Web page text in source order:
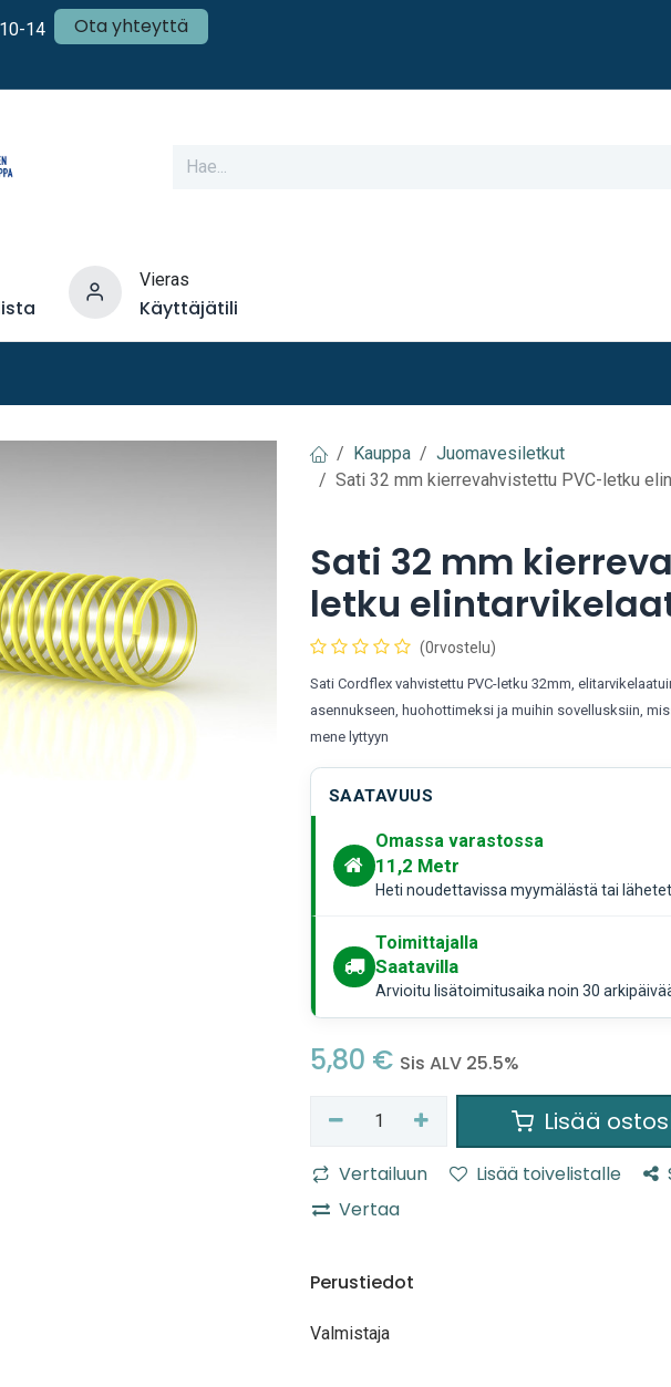
14 Ota yhteyttä
Vieras
Käyttäjätili
Kauppa
Juomavesiletkut
Sati 32 mm kierrevahvistettu PVC-letku
Sati 32 mm
letku
(0rvostelu)
Sati Cordflex vahvistettu PVC-letku 32mm,
asennukseen, huohottimeksi ja muihin sovellusksiin,
mene lyttyyn
SAATAVUUS
Omassa varastossa
11,2 Metr
Heti noudettavissa myymälästä tai
Toimittajalla
Saatavilla
Arvioitu lisätoimitusaika noin 30
5,80 € Sis ALV 25.5%
Lisää
Vertailuun Lisää toivelistalle
Vertaa
Perustiedot
Valmistaja